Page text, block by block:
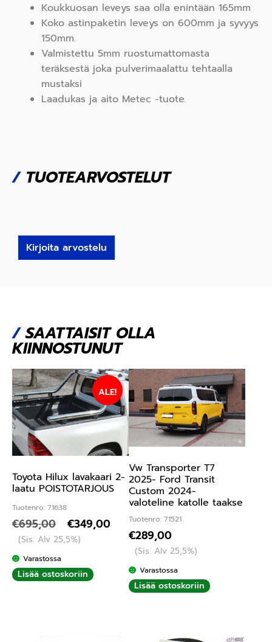
Koukkuosan leveys saa olla enintään 165mm
Koko astinpaketin leveys on 600mm ja syvyys
150mm.
Valmistettu 5mm ruostumattomasta
teräksestä joka pulverimaalattu tehtaalla
mustaksi
Laadukas ja aito Metec -tuote.
/TUOTEARVOSTELUT
Kirjoita arvostelu
/SAATTAISIT OLLA
KIINNOSTUNUT
Toyota Hilux lavakaari 2-
laatu POISTOTARJOUS
Tuotenro: 71638
ALE!
€695,00 €349,00
(Sis. Alv 25,5%)
Varastossa
Lisää ostoskoriin
Vw Transporter T7
2025- Ford Transit
Custom 2024-
valoteline katolle taakse
Tuotenro: 71521
€289,00
(Sis. Alv 25,5%)
Varastossa
Lisää ostoskoriin